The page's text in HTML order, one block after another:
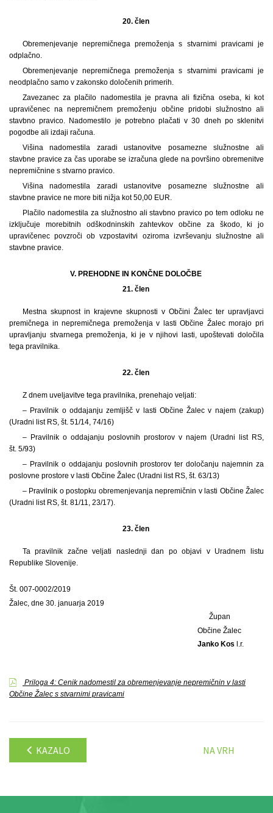
20. člen
Obremenjevanje nepremičnega premoženja s stvarnimi pravicami je
odplačno.
Obremenjevanje nepremičnega premoženja s stvarnimi pravicami je
neodplačno samo v zakonsko določenih primerih.
Zavezanec za plačilo nadomestila je pravna ali fizična oseba, ki kot
upravičenec na nepremičnem premoženju občine pridobi služnostno ali
stavbno pravico. Nadomestilo je potrebno plačati v 30 dneh po sklenitvi
pogodbe ali izdaji računa.
Višina nadomestila zaradi ustanovitve posamezne služnostne ali
stavbne pravice za čas uporabe se izračuna glede na površino obremenitve
nepremičnine s stvarno pravico.
Višina nadomestila zaradi ustanovitve posamezne služnostne ali
stavbne pravice ne more biti nižja kot 50,00 EUR.
Plačilo nadomestila za služnostno ali stavbno pravico po tem odloku ne
izključuje morebitnih odškodninskih zahtevkov občine za škodo, ki jo
upravičenec povzroči ob vzpostavitvi oziroma izvrševanju služnostne ali
stavbne pravice.
V. PREHODNE IN KONČNE DOLOČBE
21. člen
Mestna skupnost in krajevne skupnosti v Občini Žalec ter upravljavci
premičnega in nepremičnega premoženja v lasti Občine Žalec morajo pri
upravljanju stvarnega premoženja, ki je v njihovi lasti, upoštevati določila
tega pravilnika.
22. člen
Z dnem uveljavitve tega pravilnika, prenehajo veljati:
– Pravilnik o oddajanju zemljišč v lasti Občine Žalec v najem (zakup)
(Uradni list RS, št. 51/14, 74/16)
– Pravilnik o oddajanju poslovnih prostorov v najem (Uradni list RS,
št. 5/93)
– Pravilnik o oddajanju poslovnih prostorov ter določanju najemnin za
poslovne prostore v lasti Občine Žalec (Uradni list RS, št. 63/13)
– Pravilnik o postopku obremenjevanja nepremičnin v lasti Občine Žalec
(Uradni list RS, št. 81/11, 23/17).
23. člen
Ta pravilnik začne veljati naslednji dan po objavi v Uradnem listu
Republike Slovenije.
Št. 007-0002/2019
Žalec, dne 30. januarja 2019
Župan
Občine Žalec
Janko Kos l.r.
Priloga 4: Cenik nadomestil za obremenjevanje nepremičnin v lasti
Občine Žalec s stvarnimi pravicami
KAZALO NA VRH